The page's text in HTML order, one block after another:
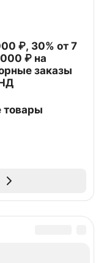
₽, 30% от 7
₽ на
заказы
товары